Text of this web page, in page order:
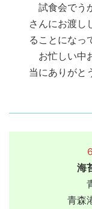
試食会でう
さんにお渡し
ることになっ
お忙しい中
当にありがと
海
青森